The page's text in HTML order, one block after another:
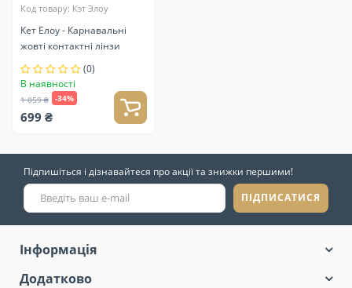
Код товару: Кэт Элоу
Кет Елоу - Карнавальні
жовті контактні лінзи
(0)
В наявності
1 059 ₴ -34%
699 ₴
Підпишіться і дізнавайтеся про акції та знижки першими!
ПІДПИСАТИСЯ
Інформація
Додатково